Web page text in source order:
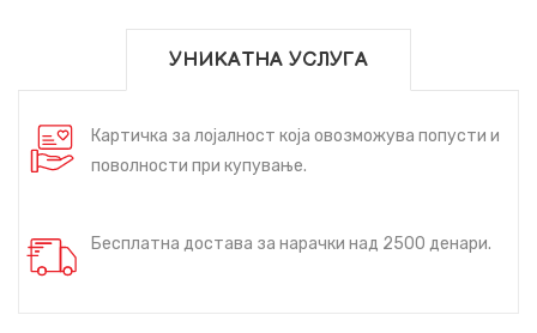
УНИКАТНА УСЛУГА
Картичка за лојалност која овозможува попусти и
поволности при купување.
Бесплатна достава за нарачки над 2500 денари.